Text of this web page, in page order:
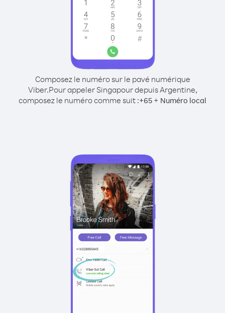
Composez le numéro sur le pavé numérique
Viber.Pour appeler Singapour depuis Argentine,
composez le numéro comme suit :+65 + Numéro local